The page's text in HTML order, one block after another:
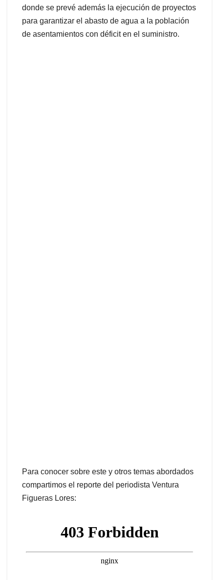
donde se prevé además la ejecución de proyectos
para garantizar el abasto de agua a la población
de asentamientos con déficit en el suministro.
Para conocer sobre este y otros temas abordados
compartimos el reporte del periodista Ventura
Figueras Lores: